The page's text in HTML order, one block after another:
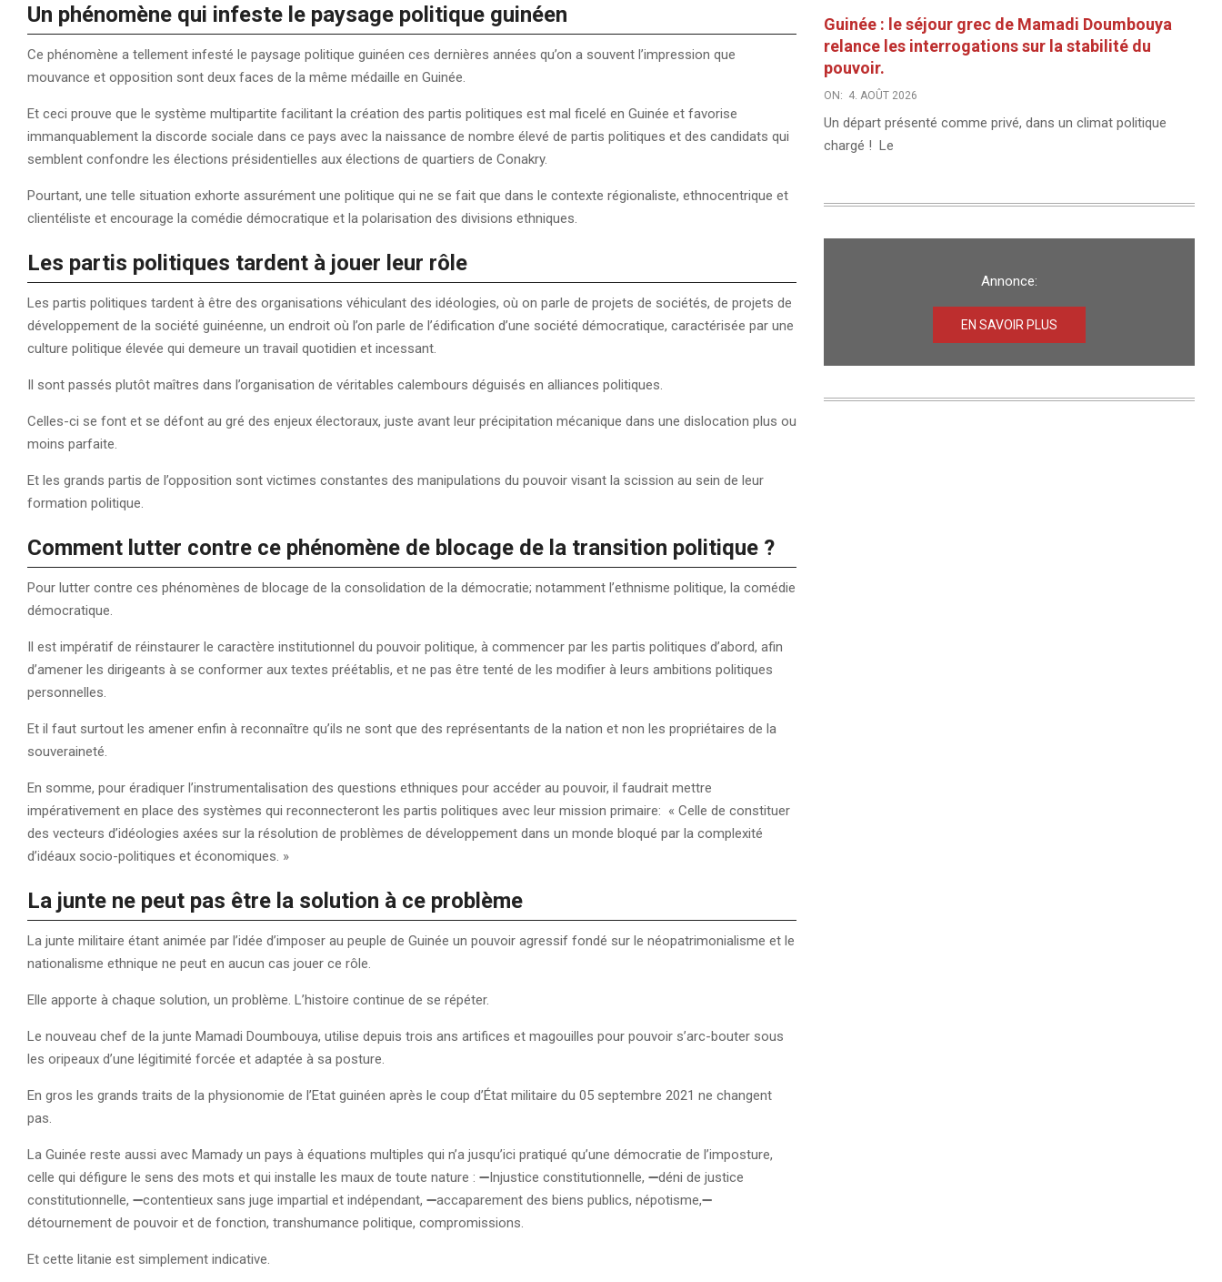
Un phénomène qui infeste le paysage politique guinéen
Ce phénomène a tellement infesté le paysage politique guinéen ces dernières années qu’on a souvent l’impression que
mouvance et opposition sont deux faces de la même médaille en Guinée.
Et ceci prouve que le système multipartite facilitant la création des partis politiques est mal ficelé en Guinée et favorise
immanquablement la discorde sociale dans ce pays avec la naissance de nombre élevé de partis politiques et des candidats qui
semblent confondre les élections présidentielles aux élections de quartiers de Conakry.
Pourtant, une telle situation exhorte assurément une politique qui ne se fait que dans le contexte régionaliste, ethnocentrique et
clientéliste et encourage la comédie démocratique et la polarisation des divisions ethniques.
Les partis politiques tardent à jouer leur rôle
Les partis politiques tardent à être des organisations véhiculant des idéologies, où on parle de projets de sociétés, de projets de
développement de la société guinéenne, un endroit où l’on parle de l’édification d’une société démocratique, caractérisée par une
culture politique élevée qui demeure un travail quotidien et incessant.
Il sont passés plutôt maîtres dans l’organisation de véritables calembours déguisés en alliances politiques.
Celles-ci se font et se défont au gré des enjeux électoraux, juste avant leur précipitation mécanique dans une dislocation plus ou
moins parfaite.
Et les grands partis de l’opposition sont victimes constantes des manipulations du pouvoir visant la scission au sein de leur
formation politique.
Comment lutter contre ce phénomène de blocage de la transition politique ?
Pour lutter contre ces phénomènes de blocage de la consolidation de la démocratie; notamment l’ethnisme politique, la comédie
démocratique.
Il est impératif de réinstaurer le caractère institutionnel du pouvoir politique, à commencer par les partis politiques d’abord, afin
d’amener les dirigeants à se conformer aux textes préétablis, et ne pas être tenté de les modifier à leurs ambitions politiques
personnelles.
Et il faut surtout les amener enfin à reconnaître qu’ils ne sont que des représentants de la nation et non les propriétaires de la
souveraineté.
En somme, pour éradiquer l’instrumentalisation des questions ethniques pour accéder au pouvoir, il faudrait mettre
impérativement en place des systèmes qui reconnecteront les partis politiques avec leur mission primaire: « Celle de constituer
des vecteurs d’idéologies axées sur la résolution de problèmes de développement dans un monde bloqué par la complexité
d’idéaux socio-politiques et économiques. »
La junte ne peut pas être la solution à ce problème
La junte militaire étant animée par l’idée d’imposer au peuple de Guinée un pouvoir agressif fondé sur le néopatrimonialisme et le
nationalisme ethnique ne peut en aucun cas jouer ce rôle.
Elle apporte à chaque solution, un problème. L’histoire continue de se répéter.
Le nouveau chef de la junte Mamadi Doumbouya, utilise depuis trois ans artifices et magouilles pour pouvoir s’arc-bouter sous
les oripeaux d’une légitimité forcée et adaptée à sa posture.
En gros les grands traits de la physionomie de l’Etat guinéen après le coup d’État militaire du 05 septembre 2021 ne changent
pas.
La Guinée reste aussi avec Mamady un pays à équations multiples qui n’a jusqu’ici pratiqué qu’une démocratie de l’imposture,
celle qui défigure le sens des mots et qui installe les maux de toute nature : ➖Injustice constitutionnelle, ➖déni de justice
constitutionnelle, ➖contentieux sans juge impartial et indépendant, ➖accaparement des biens publics, népotisme,➖
détournement de pouvoir et de fonction, transhumance politique, compromissions.
Et cette litanie est simplement indicative.
Guinée : le séjour grec de Mamadi Doumbouya
relance les interrogations sur la stabilité du
pouvoir.
ON: 4. AOÛT 2026
Un départ présenté comme privé, dans un climat politique
chargé ! Le
Annonce:
EN SAVOIR PLUS